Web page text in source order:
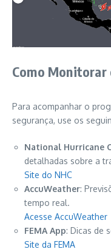
Como Monitorar
Para acompanhar o
segurança, use os
National Hurricane
detalhadas sobre a
Site do NHC
AccuWeather:
tempo real.
Acesse AccuWeather
FEMA App: Dicas de
Site da FEMA